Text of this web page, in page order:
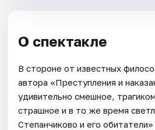
О спектакле
В стороне от известных
автора «Преступления и
удивительно смешное,
страшное и в то же время
Степанчиково и его